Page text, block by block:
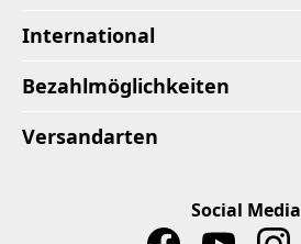
International
Bezahlmöglichkeiten
Versandarten
Social Media